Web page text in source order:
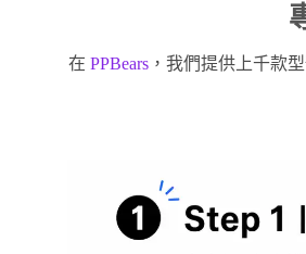
在 PPBears ，我們提供上千款